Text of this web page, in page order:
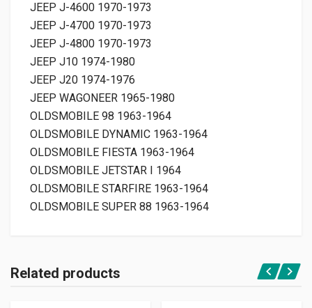
JEEP J-4600 1970-1973
JEEP J-4700 1970-1973
JEEP J-4800 1970-1973
JEEP J10 1974-1980
JEEP J20 1974-1976
JEEP WAGONEER 1965-1980
OLDSMOBILE 98 1963-1964
OLDSMOBILE DYNAMIC 1963-1964
OLDSMOBILE FIESTA 1963-1964
OLDSMOBILE JETSTAR I 1964
OLDSMOBILE STARFIRE 1963-1964
OLDSMOBILE SUPER 88 1963-1964
Related products